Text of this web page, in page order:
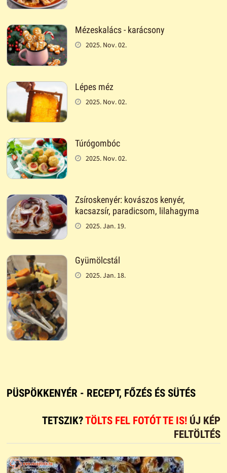
Mézeskalács - karácsony
2025. Nov. 02.
Lépes méz
2025. Nov. 02.
Túrógombóc
2025. Nov. 02.
Zsíroskenyér: kovászos kenyér,
kacsazsír, paradicsom, lilahagyma
2025. Jan. 19.
Gyümölcstál
2025. Jan. 18.
PÜSPÖKKENYÉR - RECEPT, FŐZÉS ÉS SÜTÉS
TETSZIK?TÖLTS FEL FOTÓT TE IS! ÚJ KÉP
FELTÖLTÉS